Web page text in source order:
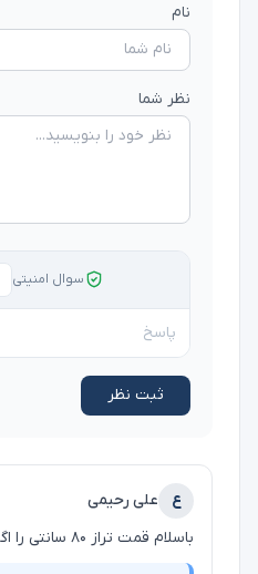
نام
نظر شما
سوال امنیتی
ثبت نظر
ع علی رحیمی
باسلام قمت تراز ۸۰ سانتی را اگر امکان دارد لطفآ